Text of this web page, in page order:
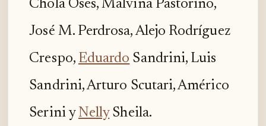
Chola Oses, Malvina Pastorino,
José M. Perdrosa, Alejo Rodríguez
Crespo, Eduardo Sandrini, Luis
Sandrini, Arturo Scutari, Américo
Serini y NellySheila.